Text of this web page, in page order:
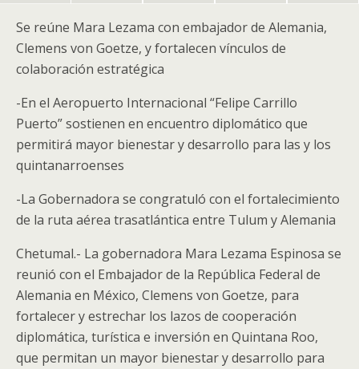
Se reúne Mara Lezama con embajador de Alemania,
Clemens von Goetze, y fortalecen vínculos de
colaboración estratégica
-En el Aeropuerto Internacional “Felipe Carrillo
Puerto” sostienen en encuentro diplomático que
permitirá mayor bienestar y desarrollo para las y los
quintanarroenses
-La Gobernadora se congratuló con el fortalecimiento
de la ruta aérea trasatlántica entre Tulum y Alemania
Chetumal.- La gobernadora Mara Lezama Espinosa se
reunió con el Embajador de la República Federal de
Alemania en México, Clemens von Goetze, para
fortalecer y estrechar los lazos de cooperación
diplomática, turística e inversión en Quintana Roo,
que permitan un mayor bienestar y desarrollo para